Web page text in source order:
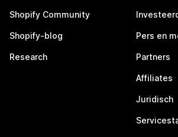
Shopify Community
Shopify-blog
Research
Pers en
Partners
Affiliates
Juridisch